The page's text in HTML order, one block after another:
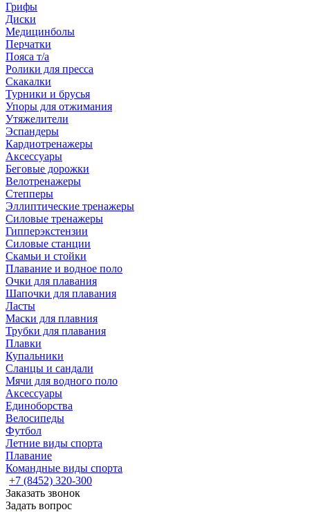
Грифы
Диски
Медицинболы
Перчатки
Пояса т/а
Ролики для пресса
Скакалки
Турники и брусья
Упоры для отжимания
Утяжелители
Эспандеры
Кардиотренажеры
Аксессуары
Беговые дорожки
Велотренажеры
Степперы
Эллиптические тренажеры
Силовые тренажеры
Гипперэкстензии
Силовые станции
Скамьи и стойки
Плавание и водное поло
Очки для плавания
Шапочки для плавания
Ласты
Маски для плавния
Трубки для плавания
Плавки
Купальники
Сланцы и сандали
Мячи для водного поло
Аксессуары
Единоборства
Велосипеды
Футбол
Летние виды спорта
Плавание
Командные виды спорта
+7 (8452) 320-300
Заказать звонок
Задать вопрос